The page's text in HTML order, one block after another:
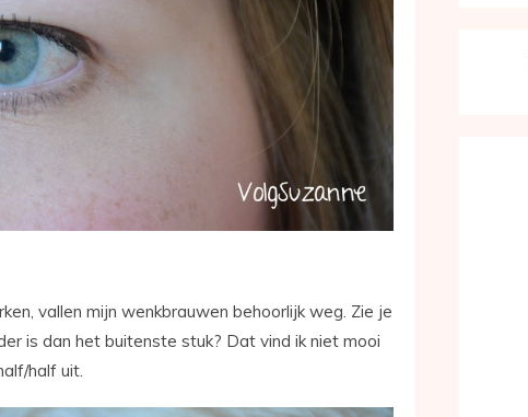
vallen mijn wenkbrauwen behoorlijk weg. Zie je
is dan het buitenste stuk? Dat vind ik niet mooi
half uit.